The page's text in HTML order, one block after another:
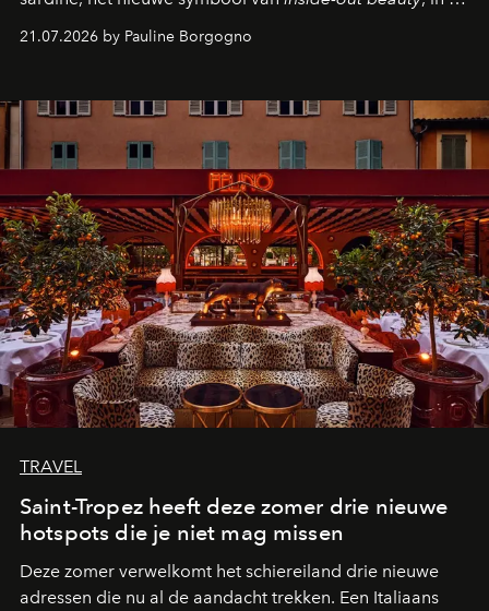
21.07.2026 by Pauline Borgogno
TRAVEL
Saint-Tropez heeft deze zomer drie nieuwe
hotspots die je niet mag missen
Deze zomer verwelkomt het schiereiland drie nieuwe
adressen die nu al de aandacht trekken. Een Italiaans